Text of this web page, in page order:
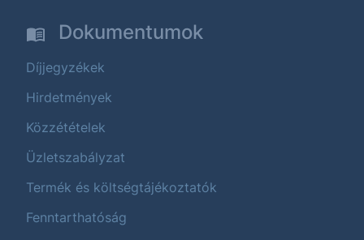
Dokumentumok
Díjjegyzékek
Hirdetmények
Közzétételek
Üzletszabályzat
Termék és költségtájékoztatók
Fenntarthatóság